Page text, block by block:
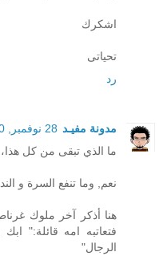
اشكرك
تحياتى
رد
مدونة مفيـد 28 نوفمبر, 2010 19:50
ما الذي تبقى من كل هذا،
نعم, وما تنفع السرة و
هنا أذكر آخر ملوك
فتعاتبه امه قائلة:"
الرجال"